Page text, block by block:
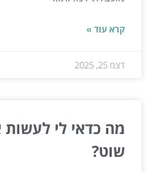
קרא עוד »
דצמ 25, 2025
מה כדאי לי
שוט?